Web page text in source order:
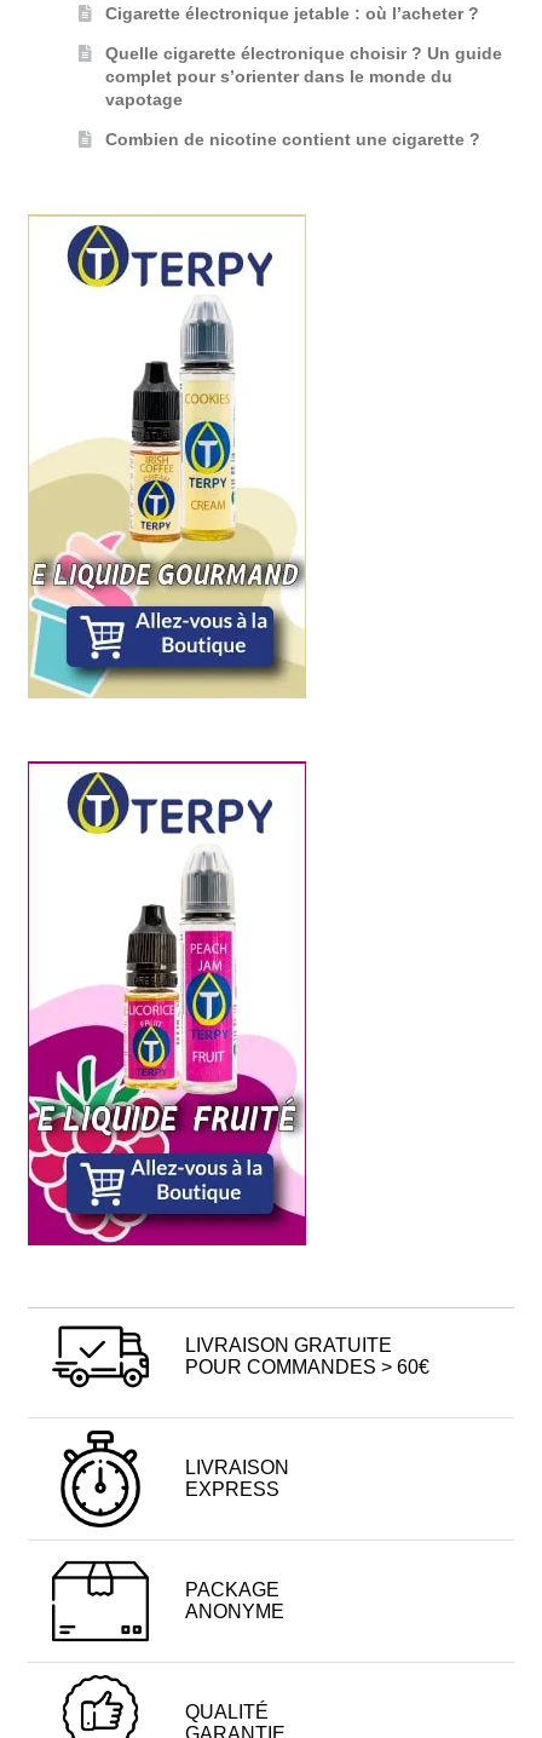
Cigarette électronique jetable : où l’acheter ?
Quelle cigarette électronique choisir ? Un guide
complet pour s’orienter dans le monde du
vapotage
Combien de nicotine contient une cigarette ?
LIVRAISON GRATUITE
POUR COMMANDES > 60€
LIVRAISON
EXPRESS
PACKAGE
ANONYME
QUALITÉ